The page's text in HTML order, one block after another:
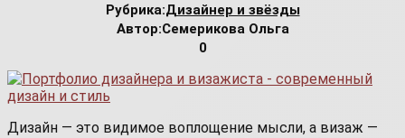
Рубрика:Дизайнер и звёзды
Автор:Семерикова Ольга
0
Дизайн — это видимое воплощение мысли, а визаж —